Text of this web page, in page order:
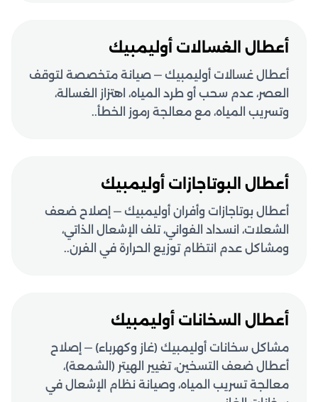
أعطال الغسالات أوليمبيك
أعطال غسالات أوليمبيك — صيانة متخصصة لتوقف
العصر، عدم سحب أو طرد المياه، اهتزاز الغسالة،
وتسريب المياه، مع معالجة رموز الخطأ..
أعطال البوتاجازات أوليمبيك
أعطال بوتاجازات وأفران أوليمبيك — إصلاح ضعف
الشعلات، انسداد الفواني، تلف الإشعال الذاتي،
ومشاكل عدم انتظام توزيع الحرارة في الفرن..
أعطال السخانات أوليمبيك
مشاكل سخانات أوليمبيك (غاز وكهرباء) — إصلاح
أعطال ضعف التسخين، تغيير الهيتر (الشمعة)،
معالجة تسريب المياه، وصيانة نظام الإشعال في